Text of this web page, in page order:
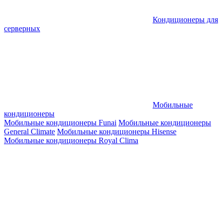
Кондиционеры для
серверных
Мобильные
кондиционеры
Мобильные кондиционеры Funai Мобильные кондиционеры
General Climate Мобильные кондиционеры Hisense
Мобильные кондиционеры Royal Clima